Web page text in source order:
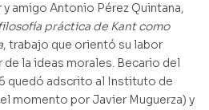
amigo Antonio Pérez Quintana,
práctica de Kant como
, trabajo que orientó su labor
la ideas morales. Becario del
quedó adscrito al Instituto de
momento por Javier Muguerza) y